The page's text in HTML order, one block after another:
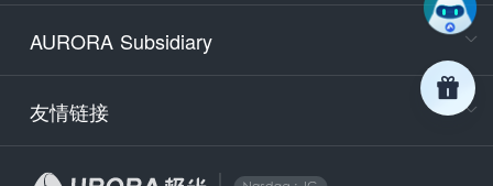
AURORA Subsidiary
友情链接
Email